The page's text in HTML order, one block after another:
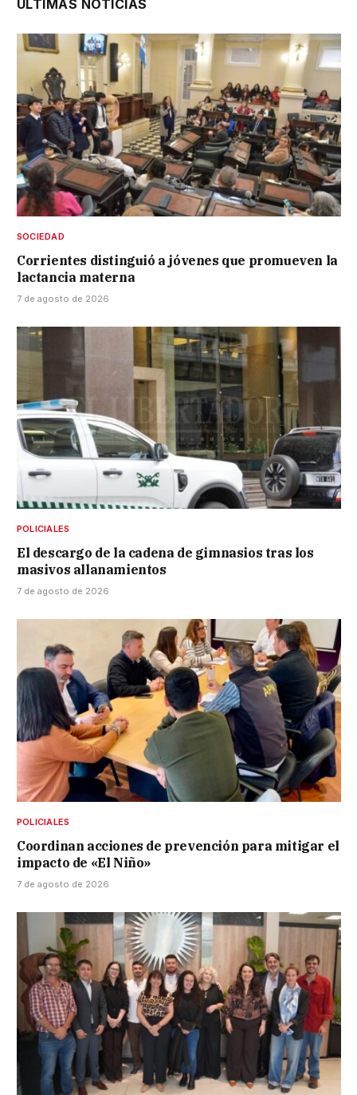
ÚLTIMAS NOTICIAS
SOCIEDAD
Corrientes distinguió a jóvenes que promueven la
lactancia materna
7 de agosto de 2026
POLICIALES
El descargo de la cadena de gimnasios tras los
masivos allanamientos
7 de agosto de 2026
POLICIALES
Coordinan acciones de prevención para mitigar el
impacto de «El Niño»
7 de agosto de 2026